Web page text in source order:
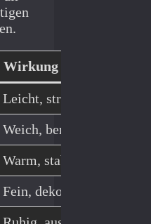
Wirkung im Raum
Leicht, strukturiert
Weich, beruhigend
Warm, stabil
Fein, dekorativ